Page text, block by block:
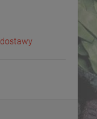
płatności